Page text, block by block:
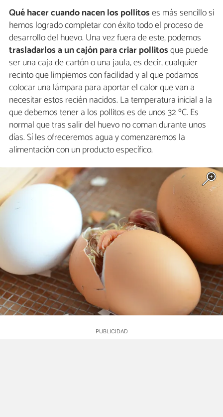
Qué hacer cuando nacen los pollitoses más sencillo si
hemos logrado completar con éxito todo el proceso de
desarrollo del huevo. Una vez fuera de este, podemos
trasladarlos a un cajón para criar pollitosque puede
ser una caja de cartón o una jaula, es decir, cualquier
recinto que limpiemos con facilidad y al que podamos
colocar una lámpara para aportar el calor que van a
necesitar estos recién nacidos. La temperatura inicial a la
que debemos tener a los pollitos es de unos 32 ºC. Es
normal que tras salir del huevo no coman durante unos
días. Sí les ofreceremos agua y comenzaremos la
alimentación con un producto específico.